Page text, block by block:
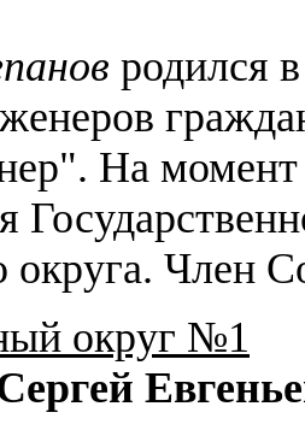
родился
На момент
округа. Член
округ №1